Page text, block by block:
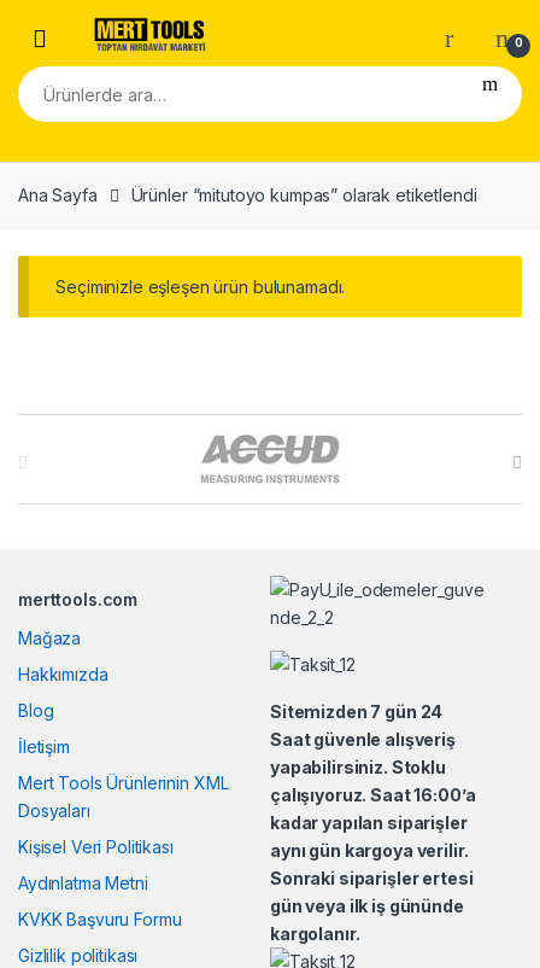
Skip to navigation
Skip to content
0
Ara:
Ana Sayfa Ürünler “mitutoyo kumpas” olarak etiketlendi
Seçiminizle eşleşen ürün bulunamadı.
C
merttools.com
Mağaza
Hakkımızda
Blog
İletişim
Mert Tools Ürünlerinin XML
Dosyaları
Kişisel Veri Politikası
Aydınlatma Metni
KVKK Başvuru Formu
Gizlilik politikası
Sitemizden 7 gün 24
Saat güvenle alışveriş
yapabilirsiniz. Stoklu
çalışıyoruz. Saat 16:00’a
kadar yapılan siparişler
aynı gün kargoya verilir.
Sonraki siparişler ertesi
gün veya ilk iş gününde
kargolanır.